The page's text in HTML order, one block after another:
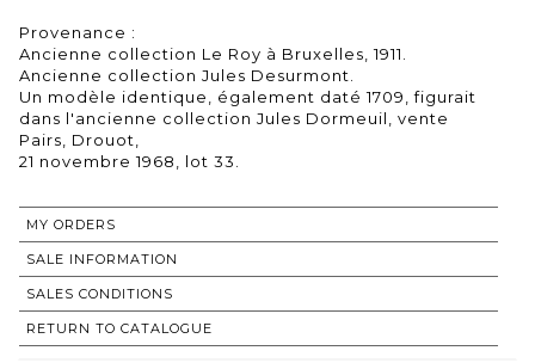
Provenance :
Ancienne collection Le Roy à Bruxelles, 1911.
Ancienne collection Jules Desurmont.
Un modèle identique, également daté 1709, figurait
dans l'ancienne collection Jules Dormeuil, vente
Pairs, Drouot,
21 novembre 1968, lot 33.
MY ORDERS
SALE INFORMATION
SALES CONDITIONS
RETURN TO CATALOGUE